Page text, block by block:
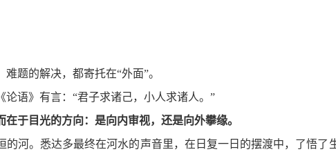
题的解决，都寄托在“外面”。
语》有言：“君子求诸己，小人求诸人。”
于目光的方向：是向内审视，还是向外攀缘。
的河。悉达多最终在河水的声音里，在日复一日的摆渡中，了悟